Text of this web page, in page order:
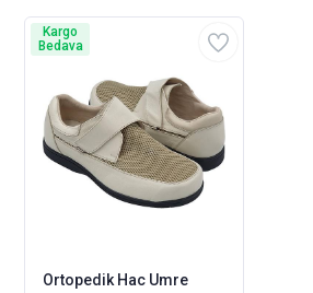
Ortopedik Hac Umre
Kargo
Bedava